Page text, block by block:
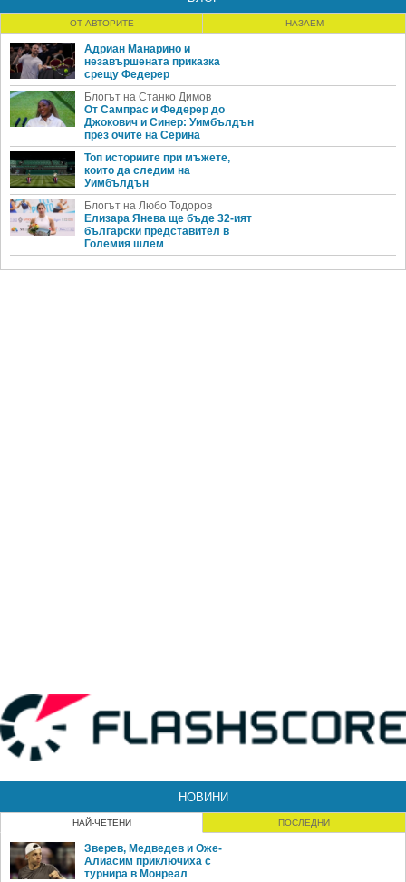
ОТ АВТОРИТЕ НАЗАЕМ
Адриан Манарино и
незавършената приказка
срещу Федерер
Блогът на Станко Димов
От Сампрас и Федерер до
Джокович и Синер: Уимбълдън
през очите на Серина
Топ историите при мъжете,
които да следим на
Уимбълдън
Блогът на Любо Тодоров
Елизара Янева ще бъде 32-ият
български представител в
Големия шлем
НОВИНИ
НАЙ-ЧЕТЕНИ ПОСЛЕДНИ
Зверев, Медведев и Оже-
Алиасим приключиха с
турнира в Монреал